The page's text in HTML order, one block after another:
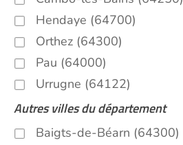
Hendaye (64700)
Orthez (64300)
Pau (64000)
Urrugne (64122)
Autres villes du département
Baigts-de-Béarn (64300)